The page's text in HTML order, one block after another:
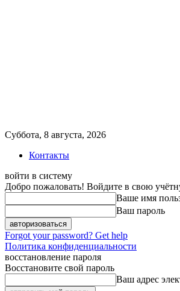
Суббота, 8 августа, 2026
Контакты
войти в систему
Добро пожаловать! Войдите в свою
Ваше имя
Ваш пароль
Forgot your password? Get help
Политика конфиденциальности
восстановление пароля
Восстановите свой пароль
Ваш адрес